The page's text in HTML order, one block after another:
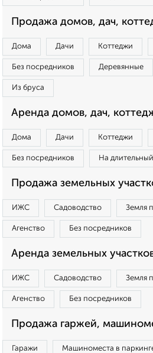
Продажа домов, дач,
Дома Дачи Коттеджи
Без посредников Деревянные
Из бруса
Аренда домов, дач,
Дома Дачи Коттеджи
Без посредников На
Продажа земельных
ИЖС Садоводство Земля
Агенство Без посредников
Аренда земельных
ИЖС Садоводство Земля
Агенство Без посредников
Продажа гаржей,
Гаражи Машиноместа в